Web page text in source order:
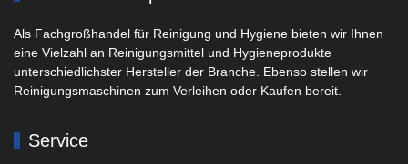
Als Fachgroßhandel für Reinigung und Hygiene bieten wir Ihnen
eine Vielzahl an Reinigungsmittel und Hygieneprodukte
unterschiedlichster Hersteller der Branche. Ebenso stellen wir
Reinigungsmaschinen zum Verleihen oder Kaufen bereit.
Service